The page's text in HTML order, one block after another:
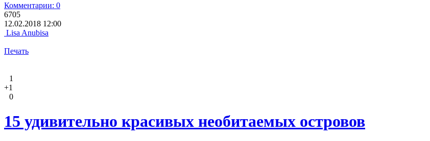
Комментарии: 0
6705
12.02.2018 12:00
Lisa Anubisa
Печать
1
+1
0
15 удивительно красивых необитаемых островов